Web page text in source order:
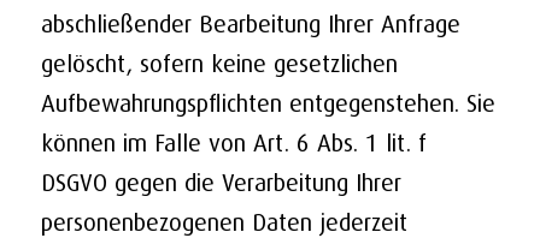
abschließender Bearbeitung Ihrer Anfrage
gelöscht, sofern keine gesetzlichen
Aufbewahrungspflichten entgegenstehen. Sie
können im Falle von Art. 6 Abs. 1 lit. f
DSGVO gegen die Verarbeitung Ihrer
personenbezogenen Daten jederzeit